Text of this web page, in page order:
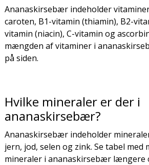
Ananaskirsebær indeholder
caroten, B1-vitamin (thiamin), B2-
vitamin (niacin), C-vitamin og
mængden af vitaminer i
på siden.
Hvilke mineraler er der i
ananaskirsebær?
Ananaskirsebær indeholder
jern, jod, selen og zink. Se tabel
mineraler i ananaskirsebær længere